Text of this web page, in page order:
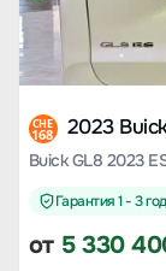
CHE
168 2023
Buick GL8 2023
Гарантия 1 - 3
от 5 330